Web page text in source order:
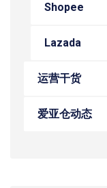
Shopee
Lazada
运营干货
爱亚仓动态